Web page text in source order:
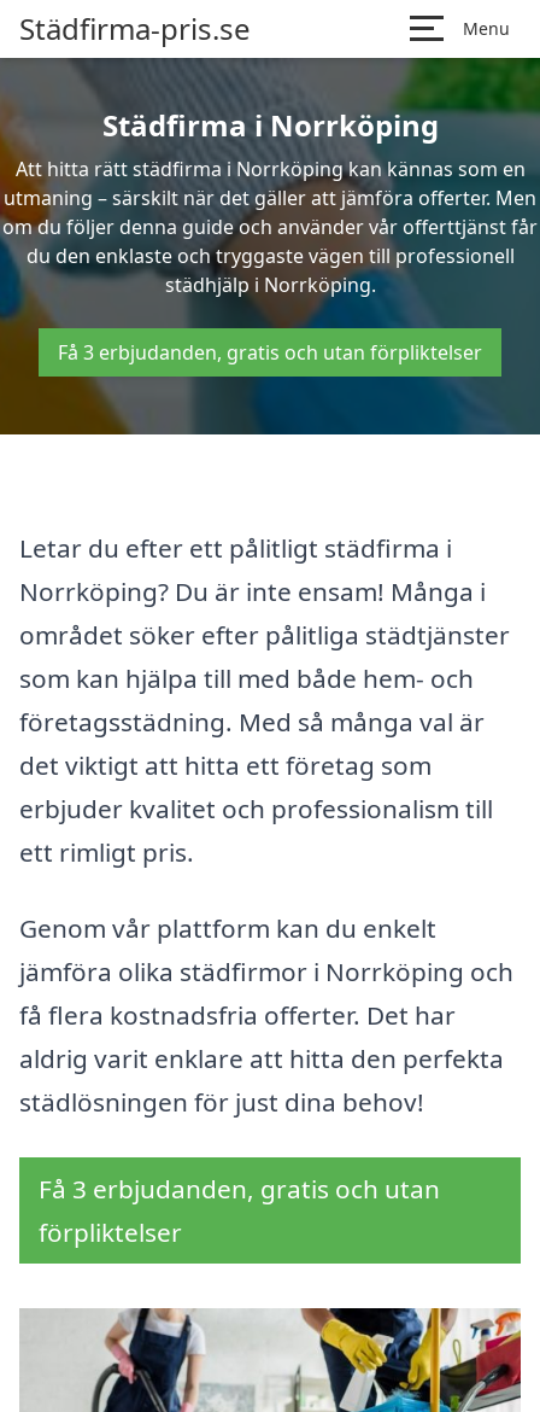
Städfirma-pris.se Menu
Städfirma i Norrköping
Att hitta rätt städfirma i Norrköping kan kännas som en
utmaning – särskilt när det gäller att jämföra offerter. Men
om du följer denna guide och använder vår offerttjänst får
du den enklaste och tryggaste vägen till professionell
städhjälp i Norrköping.
Få 3 erbjudanden, gratis och utan förpliktelser
Letar du efter ett pålitligt städfirma i
Norrköping? Du är inte ensam! Många i
området söker efter pålitliga städtjänster
som kan hjälpa till med både hem- och
företagsstädning. Med så många val är
det viktigt att hitta ett företag som
erbjuder kvalitet och professionalism till
ett rimligt pris.
Genom vår plattform kan du enkelt
jämföra olika städfirmor i Norrköping och
få flera kostnadsfria offerter. Det har
aldrig varit enklare att hitta den perfekta
städlösningen för just dina behov!
Få 3 erbjudanden, gratis och utan
förpliktelser